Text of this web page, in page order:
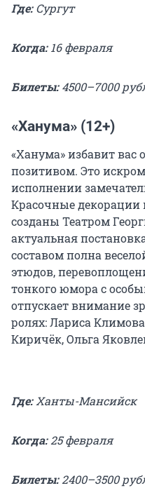
Где:Сургут
Когда:16 февраля
Билеты:4500–7000
«Ханума» (12+)
«Ханума» избавит вас
позитивом. Это
исполнении
Красочные
созданы Театром
актуальная
составом полна
этюдов,
тонкого юмора с
отпускает внимание
ролях: Лариса
Киричёк, Ольга
Где:Ханты-Мансийск
Когда:25 февраля
Билеты:2400–3500